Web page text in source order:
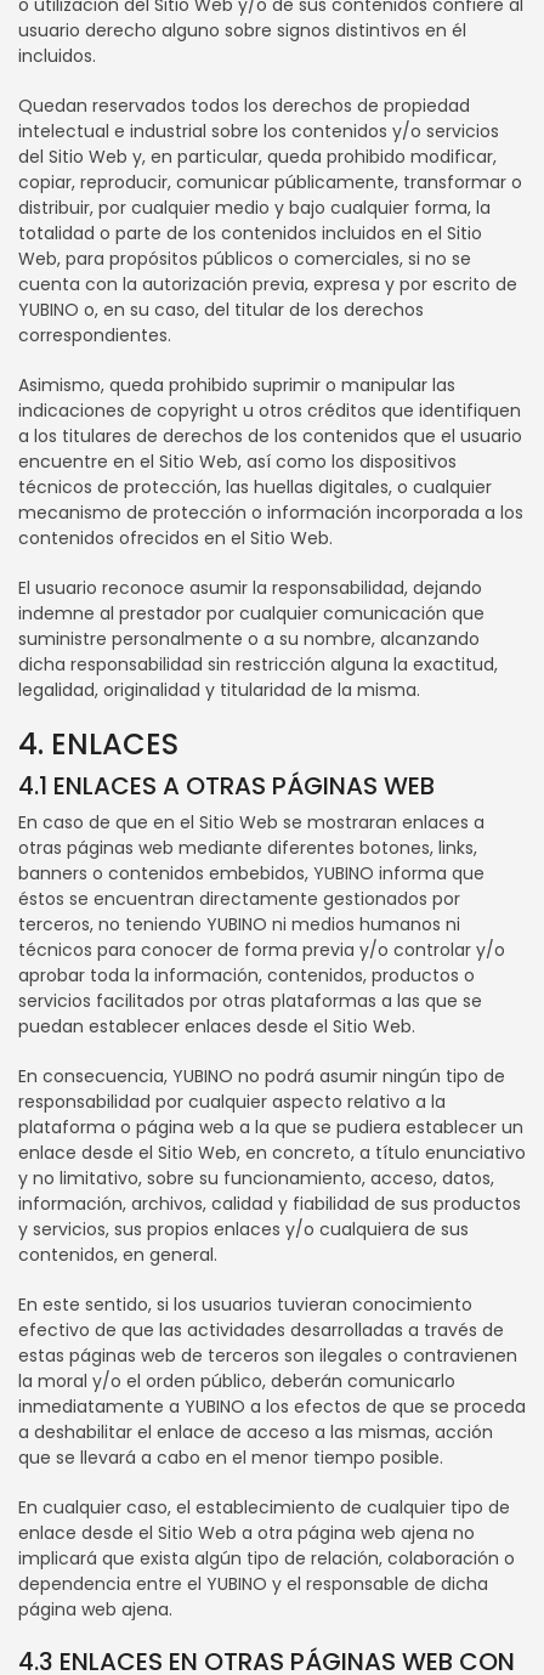
o utilización del Sitio Web y/o de sus contenidos confiere al
usuario derecho alguno sobre signos distintivos en él
incluidos.
Quedan reservados todos los derechos de propiedad
intelectual e industrial sobre los contenidos y/o servicios
del Sitio Web y, en particular, queda prohibido modificar,
copiar, reproducir, comunicar públicamente, transformar o
distribuir, por cualquier medio y bajo cualquier forma, la
totalidad o parte de los contenidos incluidos en el Sitio
Web, para propósitos públicos o comerciales, si no se
cuenta con la autorización previa, expresa y por escrito de
YUBINO o, en su caso, del titular de los derechos
correspondientes.
Asimismo, queda prohibido suprimir o manipular las
indicaciones de copyright u otros créditos que identifiquen
a los titulares de derechos de los contenidos que el usuario
encuentre en el Sitio Web, así como los dispositivos
técnicos de protección, las huellas digitales, o cualquier
mecanismo de protección o información incorporada a los
contenidos ofrecidos en el Sitio Web.
El usuario reconoce asumir la responsabilidad, dejando
indemne al prestador por cualquier comunicación que
suministre personalmente o a su nombre, alcanzando
dicha responsabilidad sin restricción alguna la exactitud,
legalidad, originalidad y titularidad de la misma.
4. ENLACES
4.1 ENLACES A OTRAS PÁGINAS WEB
En caso de que en el Sitio Web se mostraran enlaces a
otras páginas web mediante diferentes botones, links,
banners o contenidos embebidos, YUBINO informa que
éstos se encuentran directamente gestionados por
terceros, no teniendo YUBINO ni medios humanos ni
técnicos para conocer de forma previa y/o controlar y/o
aprobar toda la información, contenidos, productos o
servicios facilitados por otras plataformas a las que se
puedan establecer enlaces desde el Sitio Web.
En consecuencia, YUBINO no podrá asumir ningún tipo de
responsabilidad por cualquier aspecto relativo a la
plataforma o página web a la que se pudiera establecer un
enlace desde el Sitio Web, en concreto, a título enunciativo
y no limitativo, sobre su funcionamiento, acceso, datos,
información, archivos, calidad y fiabilidad de sus productos
y servicios, sus propios enlaces y/o cualquiera de sus
contenidos, en general.
En este sentido, si los usuarios tuvieran conocimiento
efectivo de que las actividades desarrolladas a través de
estas páginas web de terceros son ilegales o contravienen
la moral y/o el orden público, deberán comunicarlo
inmediatamente a YUBINO a los efectos de que se proceda
a deshabilitar el enlace de acceso a las mismas, acción
que se llevará a cabo en el menor tiempo posible.
En cualquier caso, el establecimiento de cualquier tipo de
enlace desde el Sitio Web a otra página web ajena no
implicará que exista algún tipo de relación, colaboración o
dependencia entre el YUBINO y el responsable de dicha
página web ajena.
4.3 ENLACES EN OTRAS PÁGINAS WEB CON